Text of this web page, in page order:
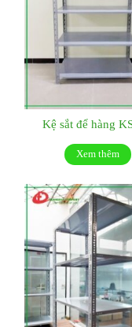
Kệ sắt để hàng
Xem thêm